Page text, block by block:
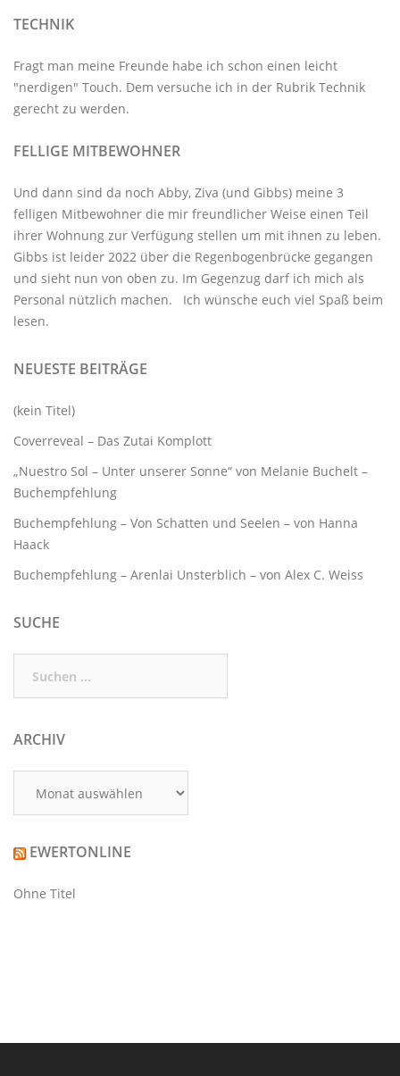
TECHNIK
Fragt man meine Freunde habe ich schon einen leicht
"nerdigen" Touch. Dem versuche ich in der Rubrik Technik
gerecht zu werden.
FELLIGE MITBEWOHNER
Und dann sind da noch Abby, Ziva (und Gibbs) meine 3
felligen Mitbewohner die mir freundlicher Weise einen Teil
ihrer Wohnung zur Verfügung stellen um mit ihnen zu leben.
Gibbs ist leider 2022 über die Regenbogenbrücke gegangen
und sieht nun von oben zu. Im Gegenzug darf ich mich als
Personal nützlich machen. Ich wünsche euch viel Spaß beim
lesen.
NEUESTE BEITRÄGE
(kein Titel)
Coverreveal – Das Zutai Komplott
„Nuestro Sol – Unter unserer Sonne“ von Melanie Buchelt –
Buchempfehlung
Buchempfehlung – Von Schatten und Seelen – von Hanna
Haack
Buchempfehlung – Arenlai Unsterblich – von Alex C. Weiss
SUCHE
nach:
ARCHIV
EWERTONLINE
Ohne Titel